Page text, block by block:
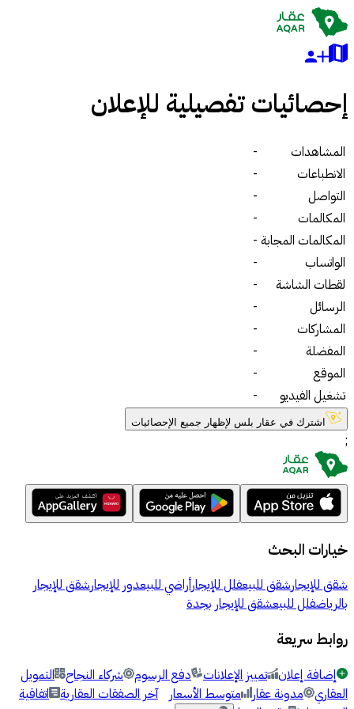
إحصائيات تفصيلية للإعلان
المشاهدات
-
الانطباعات
-
التواصل
-
المكالمات
-
المكالمات المجابة -
الواتساب
-
لقطات الشاشة
-
الرسائل
-
المشاركات
-
المفضلة
-
الموقع
-
تشغيل الفيديو
-
اشترك في عقار بلس لإظهار جميع الإحصائيات
;
خيارات البحث
شقق للإيجارشقق للبيعفلل للإيجارأراضي للبيعدور للإيجارشقق للإيجار
بالرياضفلل للبيعشقق للإيجار بجدة
روابط سريعة
إضافة إعلان تمييز الإعلانات دفع الرسوم شركاء النجاح
التمويل
العقاري
مدونة عقار متوسط الأسعار آخر الصفقات العقارية
اتفاقية